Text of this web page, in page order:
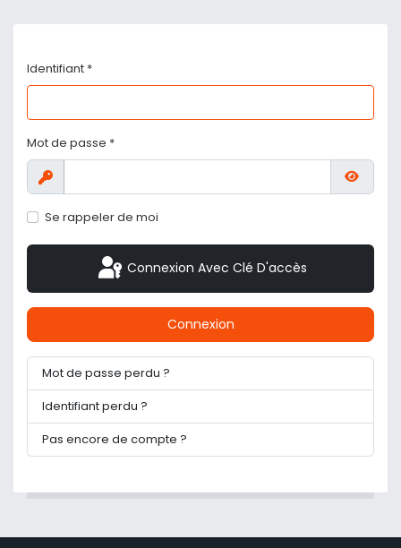
Identifiant *
Mot de passe *
Afficher
Se rappeler de moi
Connexion Avec Clé D'accès
Connexion
Mot de passe perdu ?
Identifiant perdu ?
Pas encore de compte ?